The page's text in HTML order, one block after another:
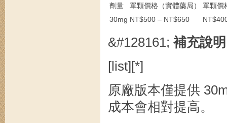
劑量 單顆價格（實體藥局）
單顆價
30mg NT$500 – NT$650
&#128161; 補充說明
[list][*]
原廠版本僅提供
成本會相對提高。